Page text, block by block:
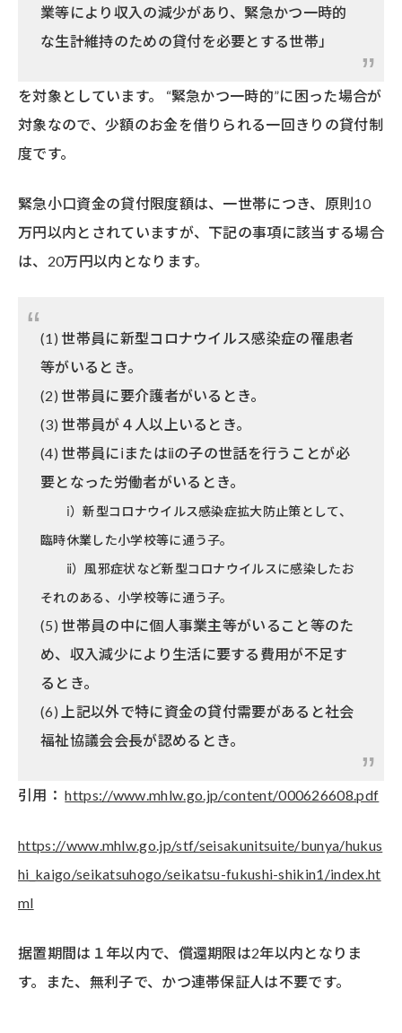
業等により収入の減少があり、緊急かつ一時的
な生計維持のための貸付を必要とする世帯」
を対象としています。 “緊急かつ一時的”に困った場合が
対象なので、少額のお金を借りられる一回きりの貸付制
度です。
緊急小口資金の貸付限度額は、一世帯につき、原則10
万円以内とされていますが、下記の事項に該当する場合
は、20万円以内となります。
(1) 世帯員に新型コロナウイルス感染症の罹患者
等がいるとき。
(2) 世帯員に要介護者がいるとき。
(3) 世帯員が４人以上いるとき。
(4) 世帯員にⅰまたはⅱの子の世話を行うことが必
要となった労働者がいるとき。
ⅰ）新型コロナウイルス感染症拡大防止策として、
臨時休業した小学校等に通う子。
ⅱ）風邪症状など新型コロナウイルスに感染したお
それのある、小学校等に通う子。
(5) 世帯員の中に個人事業主等がいること等のた
め、収入減少により生活に要する費用が不足す
るとき。
(6) 上記以外で特に資金の貸付需要があると社会
福祉協議会会長が認めるとき。
引用：https://www.mhlw.go.jp/content/000626608.pdf
https://www.mhlw.go.jp/stf/seisakunitsuite/bunya/hukus
hi_kaigo/seikatsuhogo/seikatsu-fukushi-shikin1/index.ht
ml
据置期間は１年以内で、償還期限は2年以内となりま
す。また、無利子で、かつ連帯保証人は不要です。